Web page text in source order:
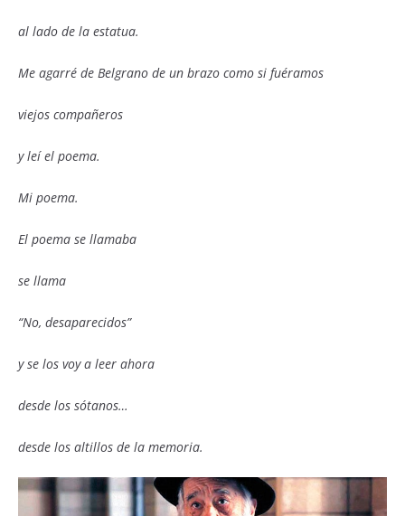
al lado de la estatua.
Me agarré de Belgrano de un brazo como si fuéramos
viejos compañeros
y leí el poema.
Mi poema.
El poema se llamaba
se llama
“No, desaparecidos”
y se los voy a leer ahora
desde los sótanos…
desde los altillos de la memoria.